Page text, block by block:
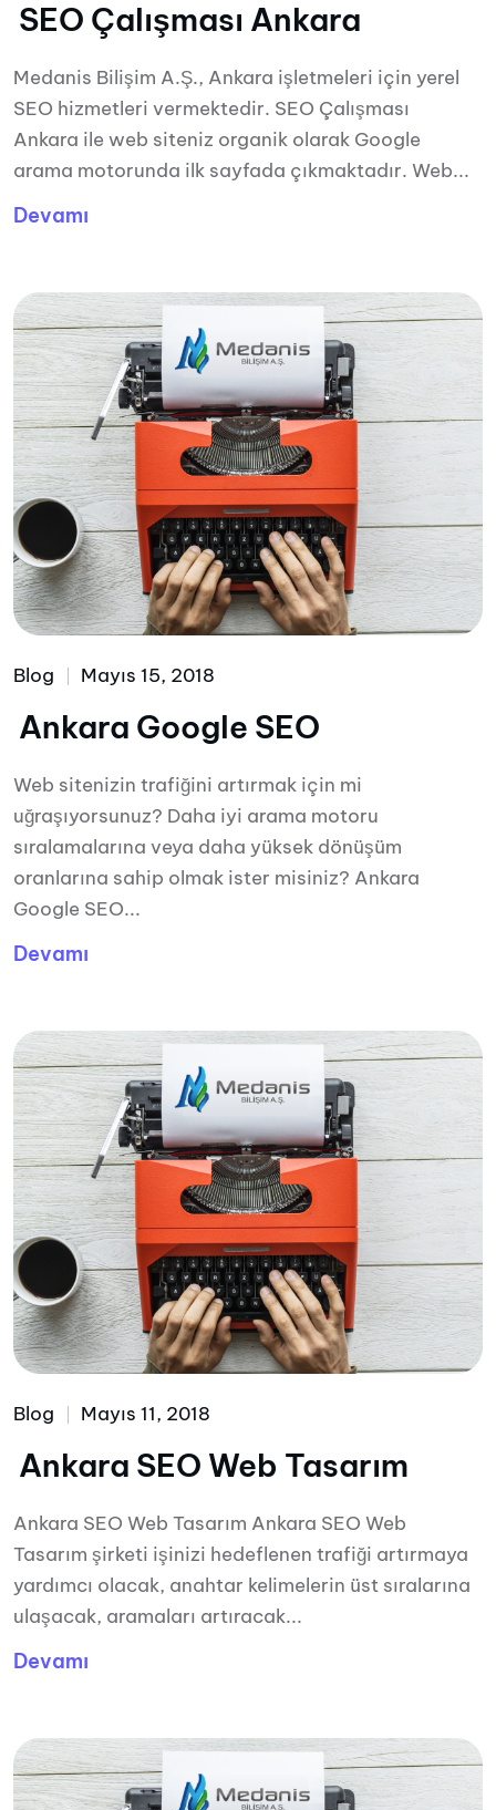
SEO Çalışması Ankara
Medanis Bilişim A.Ş., Ankara işletmeleri için yerel
SEO hizmetleri vermektedir. SEO Çalışması
Ankara ile web siteniz organik olarak Google
arama motorunda ilk sayfada çıkmaktadır. Web...
Devamı
Blog Mayıs 15, 2018
Ankara Google SEO
Web sitenizin trafiğini artırmak için mi
uğraşıyorsunuz? Daha iyi arama motoru
sıralamalarına veya daha yüksek dönüşüm
oranlarına sahip olmak ister misiniz? Ankara
Google SEO...
Devamı
Blog Mayıs 11, 2018
Ankara SEO Web Tasarım
Ankara SEO Web Tasarım Ankara SEO Web
Tasarım şirketi işinizi hedeflenen trafiği artırmaya
yardımcı olacak, anahtar kelimelerin üst sıralarına
ulaşacak, aramaları artıracak...
Devamı